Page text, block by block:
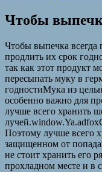
Чтобы
Чтобы выпечка всегда
продлить их срок
так как этот продукт
пересыпать муку в
годностиМука из
особенно важно для
лучше всего хранить
Поэтому лучше всего
защищенном от
не стоит хранить его
прохладном месте и в